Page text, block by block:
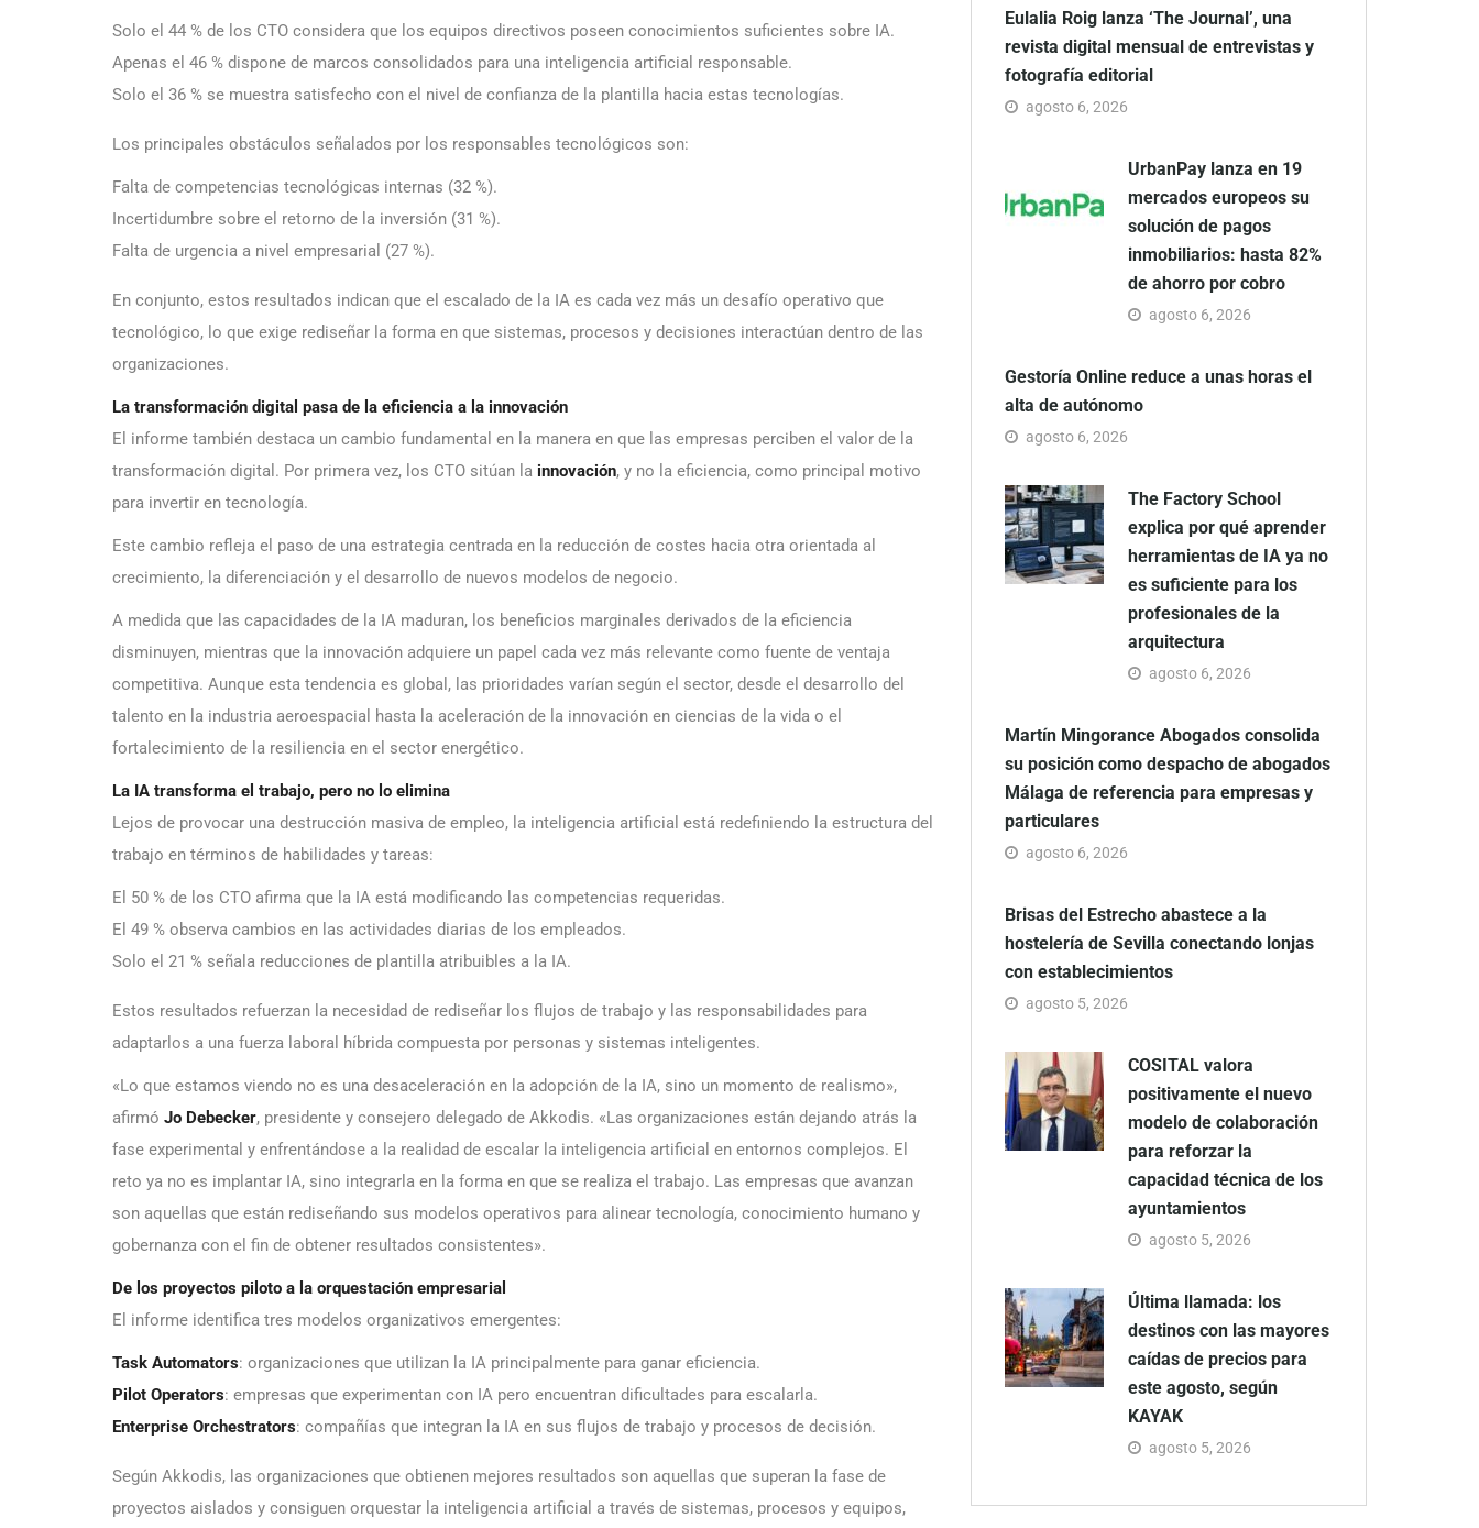
Solo el 44 % de los CTO considera que los equipos directivos poseen conocimientos suficientes sobre IA.
Apenas el 46 % dispone de marcos consolidados para una inteligencia artificial responsable.
Solo el 36 % se muestra satisfecho con el nivel de confianza de la plantilla hacia estas tecnologías.
Los principales obstáculos señalados por los responsables tecnológicos son:
Falta de competencias tecnológicas internas (32 %).
Incertidumbre sobre el retorno de la inversión (31 %).
Falta de urgencia a nivel empresarial (27 %).
En conjunto, estos resultados indican que el escalado de la IA es cada vez más un desafío operativo que
tecnológico, lo que exige rediseñar la forma en que sistemas, procesos y decisiones interactúan dentro de las
organizaciones.
La transformación digital pasa de la eficiencia a la innovación
El informe también destaca un cambio fundamental en la manera en que las empresas perciben el valor de la
transformación digital. Por primera vez, los CTO sitúan la innovación, y no la eficiencia, como principal motivo
para invertir en tecnología.
Este cambio refleja el paso de una estrategia centrada en la reducción de costes hacia otra orientada al
crecimiento, la diferenciación y el desarrollo de nuevos modelos de negocio.
A medida que las capacidades de la IA maduran, los beneficios marginales derivados de la eficiencia
disminuyen, mientras que la innovación adquiere un papel cada vez más relevante como fuente de ventaja
competitiva. Aunque esta tendencia es global, las prioridades varían según el sector, desde el desarrollo del
talento en la industria aeroespacial hasta la aceleración de la innovación en ciencias de la vida o el
fortalecimiento de la resiliencia en el sector energético.
La IA transforma el trabajo, pero no lo elimina
Lejos de provocar una destrucción masiva de empleo, la inteligencia artificial está redefiniendo la estructura del
trabajo en términos de habilidades y tareas:
El 50 % de los CTO afirma que la IA está modificando las competencias requeridas.
El 49 % observa cambios en las actividades diarias de los empleados.
Solo el 21 % señala reducciones de plantilla atribuibles a la IA.
Estos resultados refuerzan la necesidad de rediseñar los flujos de trabajo y las responsabilidades para
adaptarlos a una fuerza laboral híbrida compuesta por personas y sistemas inteligentes.
«Lo que estamos viendo no es una desaceleración en la adopción de la IA, sino un momento de realismo»,
afirmó Jo Debecker, presidente y consejero delegado de Akkodis. «Las organizaciones están dejando atrás la
fase experimental y enfrentándose a la realidad de escalar la inteligencia artificial en entornos complejos. El
reto ya no es implantar IA, sino integrarla en la forma en que se realiza el trabajo. Las empresas que avanzan
son aquellas que están rediseñando sus modelos operativos para alinear tecnología, conocimiento humano y
gobernanza con el fin de obtener resultados consistentes».
De los proyectos piloto a la orquestación empresarial
El informe identifica tres modelos organizativos emergentes:
Task Automators: organizaciones que utilizan la IA principalmente para ganar eficiencia.
Pilot Operators: empresas que experimentan con IA pero encuentran dificultades para escalarla.
Enterprise Orchestrators: compañías que integran la IA en sus flujos de trabajo y procesos de decisión.
Según Akkodis, las organizaciones que obtienen mejores resultados son aquellas que superan la fase de
proyectos aislados y consiguen orquestar la inteligencia artificial a través de sistemas, procesos y equipos,
Eulalia Roig lanza ‘The Journal’, una
revista digital mensual de entrevistas y
fotografía editorial
agosto 6, 2026
UrbanPay lanza en 19
mercados europeos su
solución de pagos
inmobiliarios: hasta 82%
de ahorro por cobro
agosto 6, 2026
Gestoría Online reduce a unas horas el
alta de autónomo
agosto 6, 2026
The Factory School
explica por qué aprender
herramientas de IA ya no
es suficiente para los
profesionales de la
arquitectura
agosto 6, 2026
Martín Mingorance Abogados consolida
su posición como despacho de abogados
Málaga de referencia para empresas y
particulares
agosto 6, 2026
Brisas del Estrecho abastece a la
hostelería de Sevilla conectando lonjas
con establecimientos
agosto 5, 2026
COSITAL valora
positivamente el nuevo
modelo de colaboración
para reforzar la
capacidad técnica de los
ayuntamientos
agosto 5, 2026
Última llamada: los
destinos con las mayores
caídas de precios para
este agosto, según
KAYAK
agosto 5, 2026